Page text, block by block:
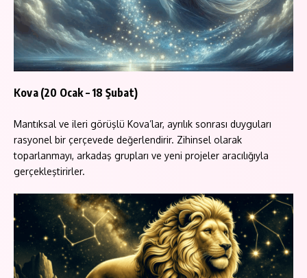
Kova (20 Ocak – 18 Şubat)
Mantıksal ve ileri görüşlü Kova’lar, ayrılık sonrası duyguları
rasyonel bir çerçevede değerlendirir. Zihinsel olarak
toparlanmayı, arkadaş grupları ve yeni projeler aracılığıyla
gerçekleştirirler.